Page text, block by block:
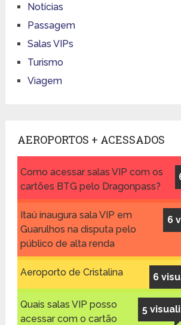
Notícias
Passagem
Salas VIPs
Turismo
Viagem
AEROPORTOS + ACESSADOS
Como acessar salas VIP com os
cartões BTG pelo Dragonpass?
6
Itaú inaugura sala VIP em
Guarulhos na disputa pelo
público de alta renda
6
Aeroporto de Cristalina
5
Quais salas VIP posso
acessar com o cartão